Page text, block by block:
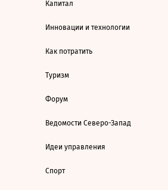
Капитал
Инновации и технологии
Как потратить
Туризм
Форум
Ведомости Северо-Запад
Идеи управления
Спорт